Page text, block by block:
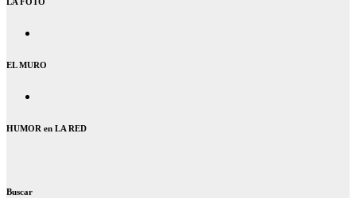
EL MURO
HUMOR en LA RED
Buscar